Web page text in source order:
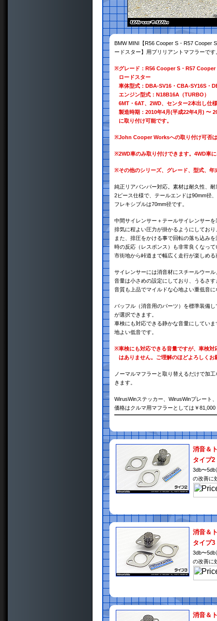
BMW MINI【R56 Cooper S・R57 Cooper
ードスター】用ブリリアントマフラーです
※グレード：R56 Cooper S・R57
ロードスター
車体型式：DBA-SV16・CBA-SY16S・
エンジン型式：N18B16A（TURBO）
6MT・6AT、2WD、センター2本出し仕様
製造時期：2010年4月(平成22年4月) 〜
に取り付け可能です。
※John Cooper Worksへの取り付け可否
※2WD車のみ取り付けできます。4WD車
※その他のシリーズ、グレード、型式、
純正リアバンパー対応。素材は耐久性、
2ピース仕様で、テールエンドは90mm径
フレキシブルは70mm径です。
中間サイレンサー＋テールサイレンサー
排気に程よい圧力が掛かるようにしてお
また、排圧をかける事で回転の落ち込み
時の反応（レスポンス）も非常良くなって
市街地から峠道まで幅広く走行が楽しめる
サイレンサーには消音材にスチールウー
音量は小さめの設定にしており、うるさ
音質も上品でマイルドな心地よい重低音
バッフル（消音用のパーツ）を標準装備
が選択できます。
車検にも対応できる静かな音量にしてい
地よい低音です。
※車検にも対応できる音量ですが、車検
はありません。ご理解のほどよろしくお
ノーマルマフラーと取り替えるだけで加
きます。
WirusWinステッカー、WirusWinプレート
価格はクルマ用マフラーとしては￥
消音＆
タイプ2
3db〜
の改善に
消音＆
タイプ3
3db〜
の改善に
消音＆